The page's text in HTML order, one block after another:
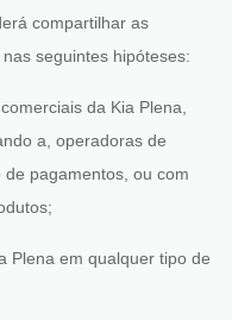
compartilhar as
seguintes hipóteses:
da Kia Plena,
a, operadoras de
pagamentos, ou com
Plena em qualquer tipo de